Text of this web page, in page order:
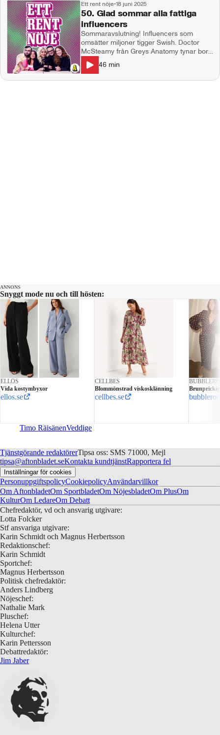
Ett rent nöje•18 juni 2025
50. Glad sommar alla fattiga
influencers
Sommaravslutning! Influencers som
omsätter miljoner tigger Swish. Doctor
McSteamy från Greys Anatomy tynar bort
framför våra ögon, Sabrina Carpenters
sexomslag väcker starka känslor och
Kourtney Kardashian dissar Scott Disick
46 min
ANNONS
Snyggt mode nu och till hösten:
ELLOS
Vida kostymbyxor
ellos.se
CELLBES
Blommönstrad viskosklänning
cellbes.se
Timo RäisänenVeddige
Tjänstgörande redaktörerTipsa oss: SMS 71000, Mejl
tipsa@aftonbladet.seKontakta kundtjänstRapportera fel
Inställningar för cookies
PersonuppgiftspolicyCookiepolicyAnvändarvillkor
Om AftonbladetOm SportbladetOm NöjesbladetOm PlusOm
KulturOm LedareOm Debatt
Chefredaktör, vd och ansvarig utgivare:
Lotta Folcker
Stf ansvariga utgivare:
Karin Schmidt och Magnus Herbertsson
Redaktionschef:
Karin Schmidt
Sportchef:
Magnus Herbertsson
Politisk chefredaktör:
Anders Lindberg
Nöjeschef:
Nathalie Mark
Pluschef:
Helena Utter
Kulturchef:
Karin Pettersson
Debattredaktör:
Jim Jaber